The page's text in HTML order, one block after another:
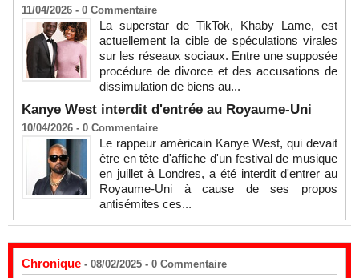
11/04/2026 - 0 Commentaire
La superstar de TikTok, Khaby Lame, est
actuellement la cible de spéculations virales
sur les réseaux sociaux. Entre une supposée
procédure de divorce et des accusations de
dissimulation de biens au...
Kanye West interdit d'entrée au Royaume-Uni
10/04/2026 - 0 Commentaire
Le rappeur américain Kanye West, qui devait
être en tête d'affiche d'un festival de musique
en juillet à Londres, a été interdit d'entrer au
Royaume-Uni à cause de ses propos
antisémites ces...
Chronique - 08/02/2025 - 0 Commentaire